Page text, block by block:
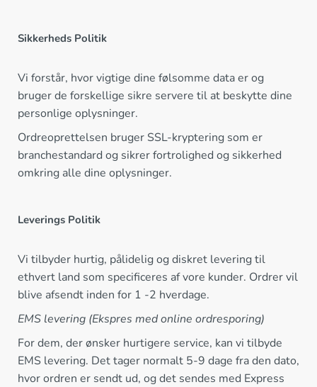
Sikkerheds Politik
Vi forstår, hvor vigtige dine følsomme data er og
bruger de forskellige sikre servere til at beskytte dine
personlige oplysninger.
Ordreoprettelsen bruger SSL-kryptering som er
branchestandard og sikrer fortrolighed og sikkerhed
omkring alle dine oplysninger.
Leverings Politik
Vi tilbyder hurtig, pålidelig og diskret levering til
ethvert land som specificeres af vore kunder. Ordrer vil
blive afsendt inden for 1 -2 hverdage.
EMS levering (Ekspres med online ordresporing)
For dem, der ønsker hurtigere service, kan vi tilbyde
EMS levering. Det tager normalt 5-9 dage fra den dato,
hvor ordren er sendt ud, og det sendes med Express